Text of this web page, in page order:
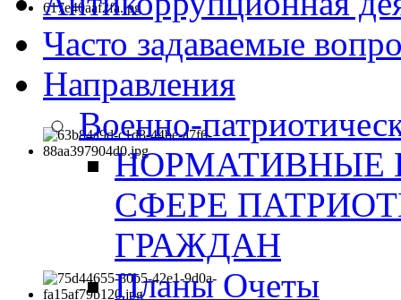
Часто задаваемые
Направления
Военно-
НОРМАТИВНЫЕ
СФЕРЕ
ГРАЖДАН
Планы Очеты